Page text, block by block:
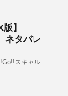
】
ネタバレ
スキャル